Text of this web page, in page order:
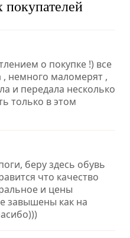
о покупке !) все
, немного маломерят ,
и передала несколько
только в этом
беру здесь обувь
что качество
и цены
завышены как на